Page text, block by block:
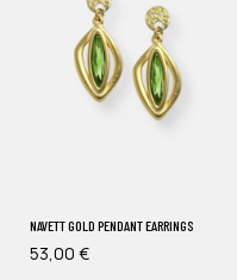
NAVETT GOLD PENDANT EARRINGS
53,00 €